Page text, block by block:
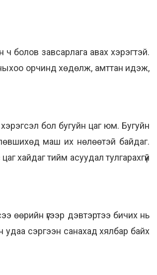
болов завсарлага авах хэрэгтэй.
орчинд хөдөлж, амттан идэж,
бол бугуйн цаг юм. Бугуйн
маш их нөлөөтэй байдаг.
хайдаг тийм асуудал тулгарахгүй
өөрийн үгээр дэвтэртээ бичих нь
удаа сэргээн санахад хялбар байх